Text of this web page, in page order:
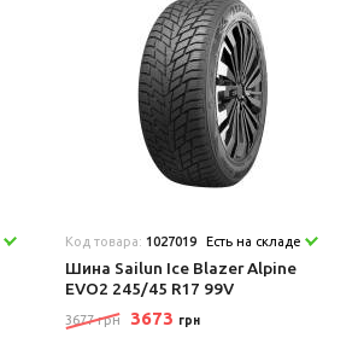
Код товара: 1027019 Есть на складе
Шина Sailun Ice Blazer Alpine
EVO2 245/45 R17 99V
3677 грн 3673 грн